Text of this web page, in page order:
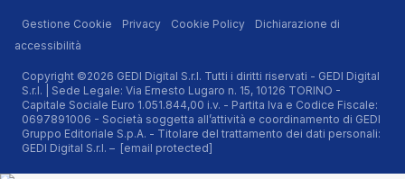
Gestione Cookie Privacy Cookie Policy
Dichiarazione di
accessibilità
Copyright ©2026 GEDI Digital S.r.l. Tutti i diritti riservati - GEDI Digital
S.r.l. | Sede Legale: Via Ernesto Lugaro n. 15, 10126 TORINO -
Capitale Sociale Euro 1.051.844,00 i.v. - Partita Iva e Codice Fiscale:
0697891006 - Società soggetta all’attività e coordinamento di GEDI
Gruppo Editoriale S.p.A. - Titolare del trattamento dei dati personali:
GEDI Digital S.r.l. – [email protected]